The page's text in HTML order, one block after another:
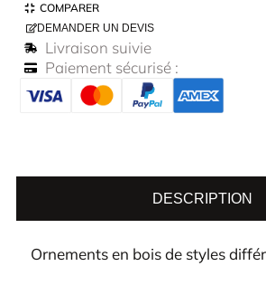
COMPARER
DEMANDER UN DEVIS
Livraison suivie
Paiement sécurisé :
DESCRIPTION
Ornements en bois de styles